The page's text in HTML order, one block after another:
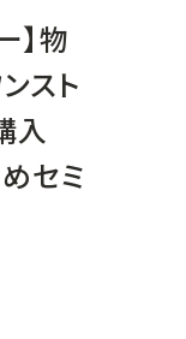
】物
スト
入
セミ